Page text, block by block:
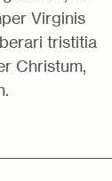
Virginis
tristitia
Christum,